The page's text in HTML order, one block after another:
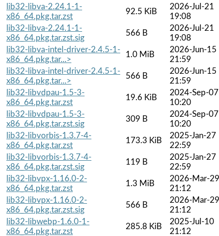
lib32-libva-2.24.1-1-
x86_64.pkg.tar.zst
92.5 KiB
2026-Jul-21
19:08
lib32-libva-2.24.1-1-
x86_64.pkg.tar.zst.sig
566 B
2026-Jul-21
19:08
lib32-libva-intel-driver-2.4.5-1-
x86_64.pkg.tar...>
1.0 MiB
2026-Jun-15
21:59
lib32-libva-intel-driver-2.4.5-1-
x86_64.pkg.tar...>
566 B
2026-Jun-15
21:59
lib32-libvdpau-1.5-3-
x86_64.pkg.tar.zst
19.6 KiB
2024-Sep-07
10:20
lib32-libvdpau-1.5-3-
x86_64.pkg.tar.zst.sig
309 B
2024-Sep-07
10:20
lib32-libvorbis-1.3.7-4-
x86_64.pkg.tar.zst
173.3 KiB
2025-Jan-27
22:59
lib32-libvorbis-1.3.7-4-
x86_64.pkg.tar.zst.sig
119 B
2025-Jan-27
22:59
lib32-libvpx-1.16.0-2-
x86_64.pkg.tar.zst
1.3 MiB
2026-Mar-29
21:12
lib32-libvpx-1.16.0-2-
x86_64.pkg.tar.zst.sig
566 B
2026-Mar-29
21:12
lib32-libwebp-1.6.0-1-
x86_64.pkg.tar.zst
285.8 KiB
2025-Jul-10
21:12